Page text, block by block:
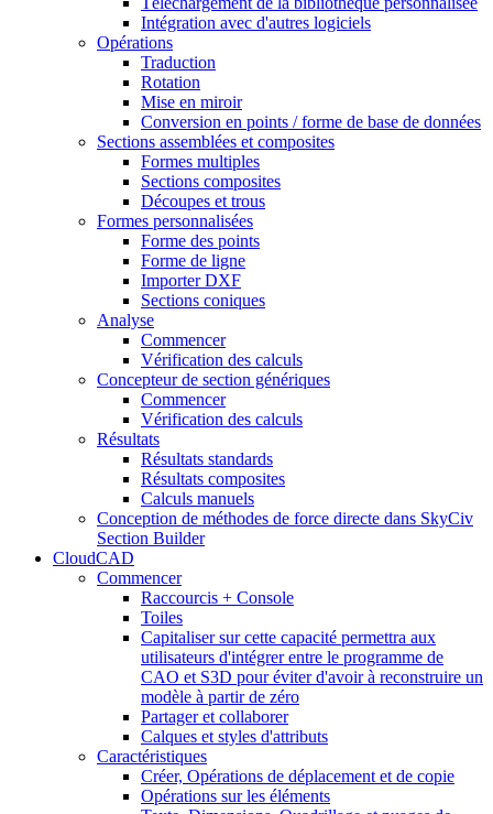
Intégration avec d'autres logiciels
Opérations
Traduction
Rotation
Mise en miroir
Conversion en points / forme de base de données
Sections assemblées et composites
Formes multiples
Sections composites
Découpes et trous
Formes personnalisées
Forme des points
Forme de ligne
Importer DXF
Sections coniques
Analyse
Commencer
Vérification des calculs
Concepteur de section génériques
Commencer
Vérification des calculs
Résultats
Résultats standards
Résultats composites
Calculs manuels
Conception de méthodes de force directe dans SkyCiv
Section Builder
CloudCAD
Commencer
Raccourcis + Console
Toiles
Capitaliser sur cette capacité permettra aux
utilisateurs d'intégrer entre le programme de
CAO et S3D pour éviter d'avoir à reconstruire un
modèle à partir de zéro
Partager et collaborer
Calques et styles d'attributs
Caractéristiques
Créer, Opérations de déplacement et de copie
Opérations sur les éléments